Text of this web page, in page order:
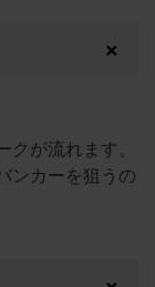
が流れます。
ンカーを狙うの